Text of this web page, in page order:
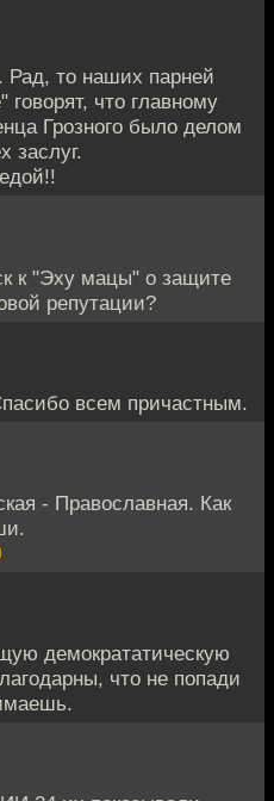
то наших парней
что главному
Грозного было делом
заслуг.
к "Эху мацы" о защите
репутации?
всем причастным.
- Православная. Как
демократатическую
что не попади